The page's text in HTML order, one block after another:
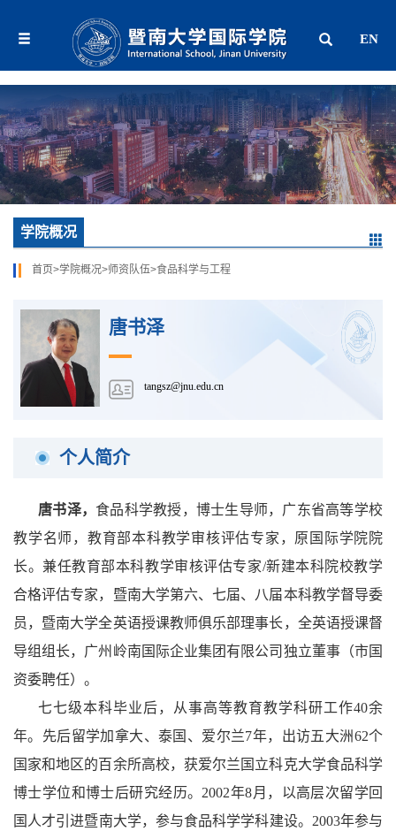
EN
学院概况
首页>学院概况>师资队伍>食品科学与工程
唐书泽
tangsz@jnu.edu.cn
个人简介
唐书泽，食品科学教授，博士生导师，广东省高等学校
教学名师，教育部本科教学审核评估专家，原国际学院院
长。兼任教育部本科教学审核评估专家/新建本科院校教学
合格评估专家，暨南大学第六、七届、八届本科教学督导委
员，暨南大学全英语授课教师俱乐部理事长，全英语授课督
导组组长，广州岭南国际企业集团有限公司独立董事（市国
资委聘任）。
七七级本科毕业后，从事高等教育教学科研工作40余
年。先后留学加拿大、泰国、爱尔兰7年，出访五大洲62个
国家和地区的百余所高校，获爱尔兰国立科克大学食品科学
博士学位和博士后研究经历。 2002年8月，以高层次留学回
国人才引进暨南大学，参与食品科学学科建设。 2003年参与